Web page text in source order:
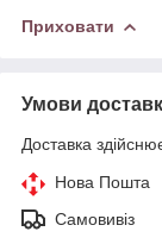
Приховати
Умови
Доставка
Нова Пошта
Самовивіз